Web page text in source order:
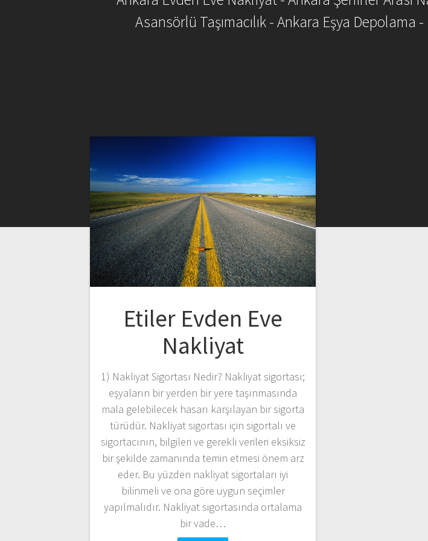
Asansörlü Taşımacılık - Ankara Eşya
Etiler Evden Eve
Nakliyat
1) Nakliyat Sigortası Nedir? Nakliyat sigortası;
eşyaların bir yerden bir yere taşınmasında
mala gelebilecek hasarı karşılayan bir sigorta
türüdür. Nakliyat sigortası için sigortalı ve
sigortacının, bilgileri ve gerekli verileri eksiksiz
bir şekilde zamanında temin etmesi önem arz
eder. Bu yüzden nakliyat sigortaları iyi
bilinmeli ve ona göre uygun seçimler
yapılmalıdır. Nakliyat sigortasında ortalama
bir vade…